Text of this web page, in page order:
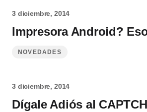
3 diciembre, 2014
Impresora Android?
NOVEDADES
3 diciembre, 2014
Dígale Adiós al